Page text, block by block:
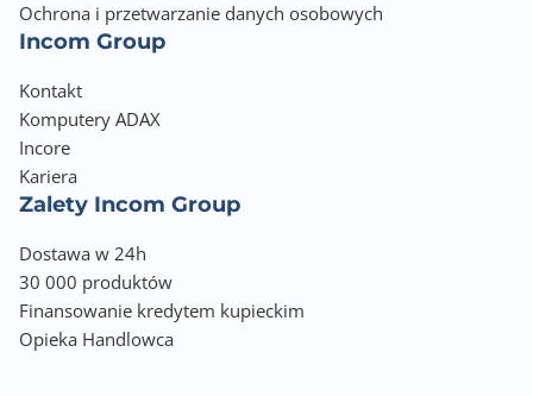
Ochrona i przetwarzanie danych osobowych
Incom Group
Kontakt
Komputery ADAX
Incore
Kariera
Zalety Incom Group
Dostawa w 24h
30 000 produktów
Finansowanie kredytem kupieckim
Opieka Handlowca